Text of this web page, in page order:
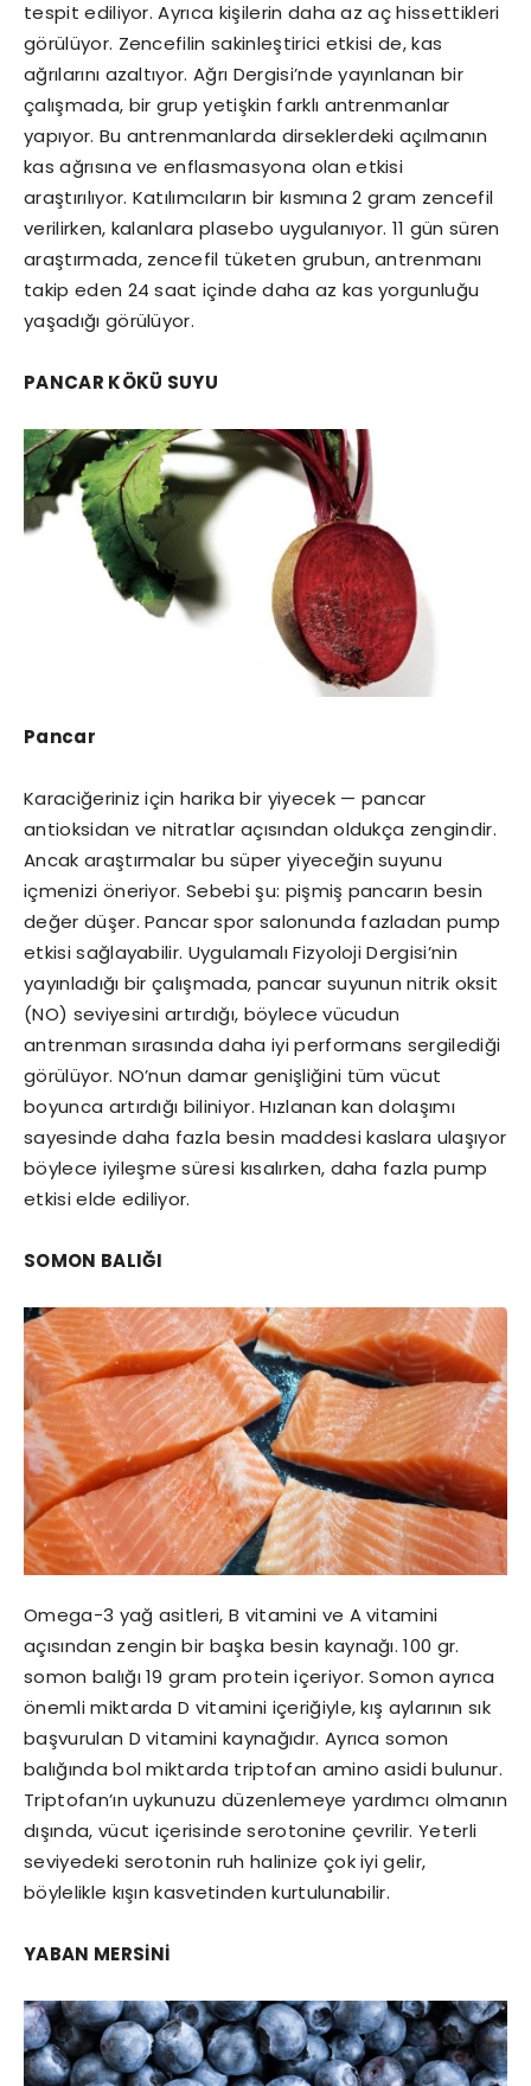
tespit ediliyor. Ayrıca kişilerin daha az aç hissettikleri
görülüyor. Zencefilin sakinleştirici etkisi de, kas
ağrılarını azaltıyor. Ağrı Dergisi’nde yayınlanan bir
çalışmada, bir grup yetişkin farklı antrenmanlar
yapıyor. Bu antrenmanlarda dirseklerdeki açılmanın
kas ağrısına ve enflasmasyona olan etkisi
araştırılıyor. Katılımcıların bir kısmına 2 gram zencefil
verilirken, kalanlara plasebo uygulanıyor. 11 gün süren
araştırmada, zencefil tüketen grubun, antrenmanı
takip eden 24 saat içinde daha az kas yorgunluğu
yaşadığı görülüyor.
PANCAR KÖKÜ SUYU
Pancar
Karaciğeriniz için harika bir yiyecek — pancar
antioksidan ve nitratlar açısından oldukça zengindir.
Ancak araştırmalar bu süper yiyeceğin suyunu
içmenizi öneriyor. Sebebi şu: pişmiş pancarın besin
değer düşer. Pancar spor salonunda fazladan pump
etkisi sağlayabilir. Uygulamalı Fizyoloji Dergisi’nin
yayınladığı bir çalışmada, pancar suyunun nitrik oksit
(NO) seviyesini artırdığı, böylece vücudun
antrenman sırasında daha iyi performans sergilediği
görülüyor. NO’nun damar genişliğini tüm vücut
boyunca artırdığı biliniyor. Hızlanan kan dolaşımı
sayesinde daha fazla besin maddesi kaslara ulaşıyor
böylece iyileşme süresi kısalırken, daha fazla pump
etkisi elde ediliyor.
SOMON BALIĞI
Omega-3 yağ asitleri, B vitamini ve A vitamini
açısından zengin bir başka besin kaynağı. 100 gr.
somon balığı 19 gram protein içeriyor. Somon ayrıca
önemli miktarda D vitamini içeriğiyle, kış aylarının sık
başvurulan D vitamini kaynağıdır. Ayrıca somon
balığında bol miktarda triptofan amino asidi bulunur.
Triptofan’ın uykunuzu düzenlemeye yardımcı olmanın
dışında, vücut içerisinde serotonine çevrilir. Yeterli
seviyedeki serotonin ruh halinize çok iyi gelir,
böylelikle kışın kasvetinden kurtulunabilir.
YABAN MERSİNİ